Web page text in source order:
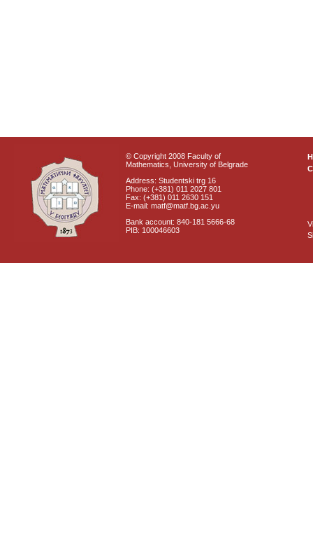
© Copyright 2008 Faculty of
Mathematics, University of Belgrade
Address: Studentski trg 16
Phone: (+381) 011 2027 801
Fax: (+381) 011 2630 151
E-mail: matf@matf.bg.ac.yu
Bank account: 840-181 5666-68
PIB: 100046603